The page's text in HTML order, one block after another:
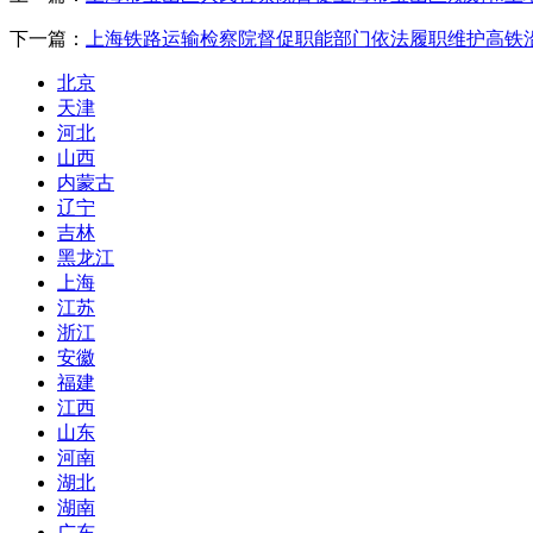
下一篇： 上海铁路运输检察院督促职能部门依法履职维护高铁
北京
天津
河北
山西
内蒙古
辽宁
吉林
黑龙江
上海
江苏
浙江
安徽
福建
江西
山东
河南
湖北
湖南